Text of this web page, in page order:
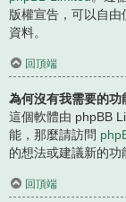
版權宣告，可以自
資料。
回頂端
為何沒有我需要的功
這個軟體由 phpBB
能，那麼請訪問
的想法或建議新的功
回頂端